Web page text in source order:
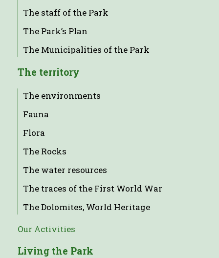
The staff of the Park
The Park’s Plan
The Municipalities of the Park
The territory
The environments
Fauna
Flora
The Rocks
The water resources
The traces of the First World War
The Dolomites, World Heritage
Our Activities
Living the Park